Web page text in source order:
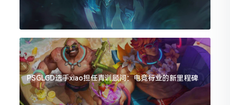
PSGLGD选手xiao担任青训顾问：电竞行业的新里程碑